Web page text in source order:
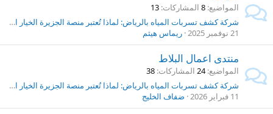
المواضيع 8 المشاركات 13
شركة كشف تسربات المياه بالرياض: لماذا تُعتبر منصة الجزيرة الخيار الأول؟
21 نوفمبر 2025
ريماس هيثم
منتدى اعمال البلاط
المواضيع 24 المشاركات 38
شركة كشف تسربات المياه بالرياض: لماذا تُعتبر منصة الجزيرة الخيار الأول؟
11 فبراير 2026
ضفاف الخليج